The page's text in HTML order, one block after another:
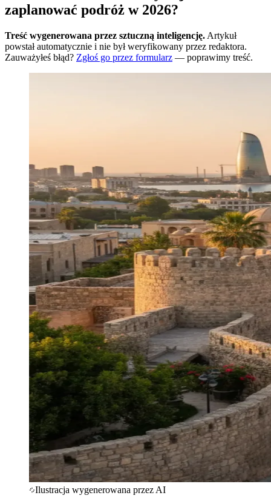
zaplanować podróż w 2026?
Treść wygenerowana przez sztuczną inteligencję. Artykuł
powstał automatycznie i nie był weryfikowany przez redaktora.
Zauważyłeś błąd? Zgłoś go przez formularz — poprawimy treść.
Ilustracja wygenerowana przez AI